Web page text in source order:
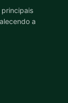
a